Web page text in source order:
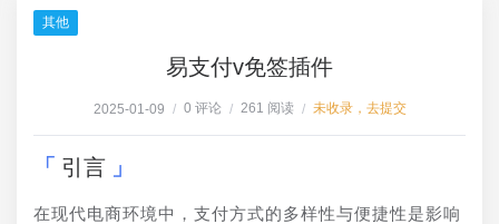
其他
易支付v免签插件
2025-01-09 / 0 评论 / 261 阅读 / 未收录，去提交
引言
在现代电商环境中，支付方式的多样性与便捷性是影响